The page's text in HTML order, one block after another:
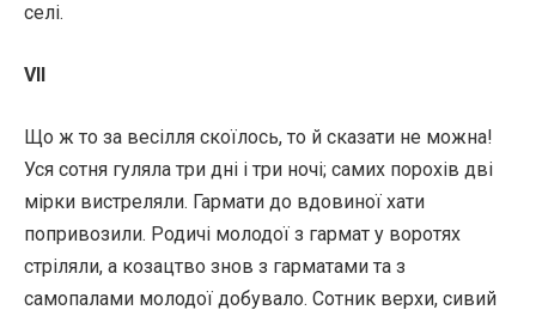
селі.
VII
Що ж то за весілля скоїлось, то й сказати не можна!
Уся сотня гуляла три дні і три ночі; самих порохів дві
мірки вистреляли. Гармати до вдовиної хати
попривозили. Родичі молодої з гармат у воротях
стріляли, а козацтво знов з гарматами та з
самопалами молодої добувало. Сотник верхи, сивий